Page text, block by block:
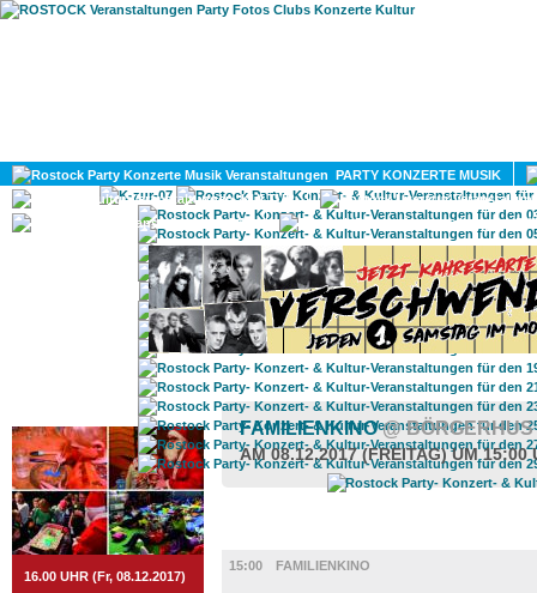
PARTY KONZERTE MUSIK
KULTUR
GAY
ROSTOCK TAGESTIPP
16.00 UHR (Fr, 08.12.2017)
FAMILIENKINO@
AM 08.12.2017 (FREITAG) UM 15:00
15:00
FAMILIENKINO